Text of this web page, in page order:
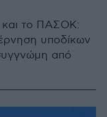
και το ΠΑΣΟΚ:
υποδίκων
από